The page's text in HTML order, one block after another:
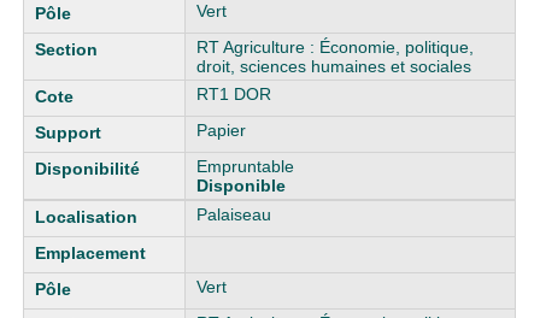
Vert
RT Agriculture : Économie, politique,
droit, sciences humaines et sociales
RT1 DOR
Papier
Empruntable
Disponible
Palaiseau
Vert